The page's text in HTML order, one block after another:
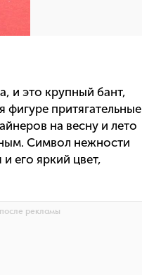
и это крупный бант,
притягательные
на весну и лето
Символ нежности
его яркий цвет,